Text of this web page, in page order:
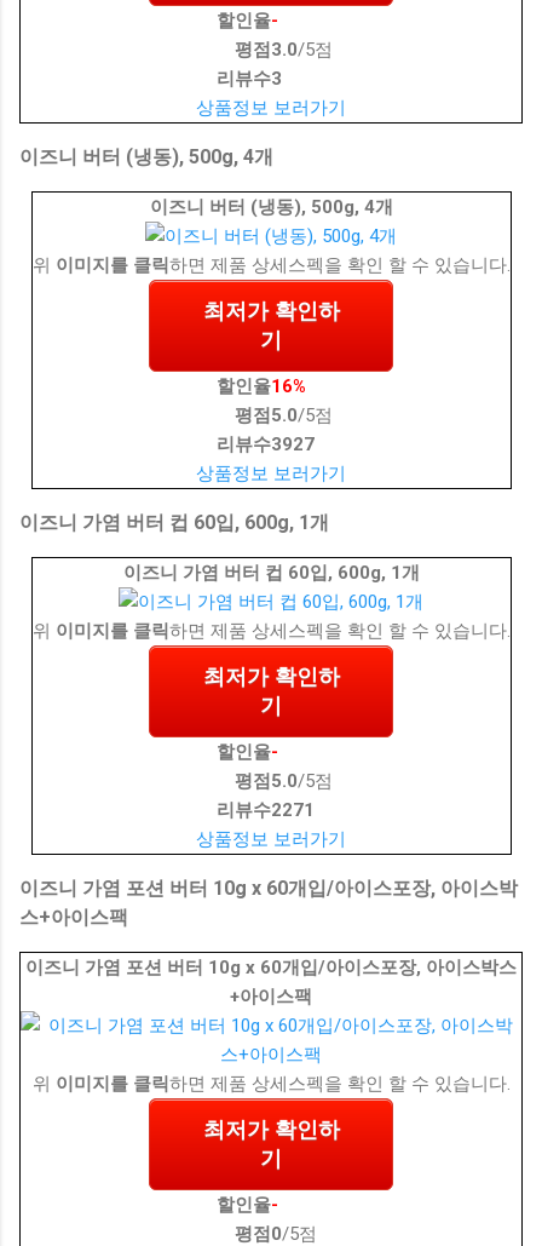
할인율-
평점 3.0/5점
리뷰수3
상품정보 보러가기
이즈니 버터 (냉동), 500g, 4개
이즈니 버터 (냉동), 500g, 4개
위 이미지를 클릭하면 제품 상세스펙을 확인 할 수 있습니다.
최저가 확인하
기
할인율16%
평점 5.0/5점
리뷰수3927
상품정보 보러가기
이즈니 가염 버터 컵 60입, 600g, 1개
이즈니 가염 버터 컵 60입, 600g, 1개
위 이미지를 클릭하면 제품 상세스펙을 확인 할 수 있습니다.
최저가 확인하
기
할인율-
평점 5.0/5점
리뷰수2271
상품정보 보러가기
이즈니 가염 포션 버터 10g x 60개입/아이스포장, 아이스박
스+아이스팩
이즈니 가염 포션 버터 10g x 60개입/아이스포장, 아이스박스
+아이스팩
위 이미지를 클릭하면 제품 상세스펙을 확인 할 수 있습니다.
최저가 확인하
기
할인율-
평점 0/5점